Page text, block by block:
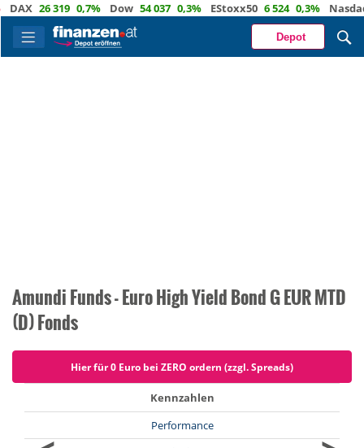
26 319 0,7% Dow 54 037 0,3% EStoxx50 6 524 0,3% Nasdaq
Depot
Amundi Funds - Euro High Yield Bond G EUR MTD
(D) Fonds
Hier für 0 Euro bei ZERO ordern (zzgl. Spreads)
Kennzahlen
Performance